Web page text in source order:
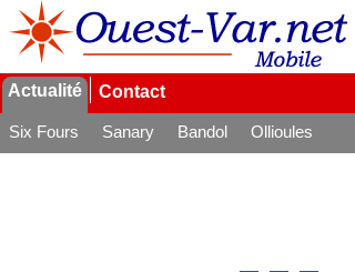
Actualité Contact
Six Fours Sanary Bandol
Ollioules